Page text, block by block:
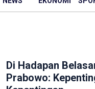
Di Hadapan
Prabowo: